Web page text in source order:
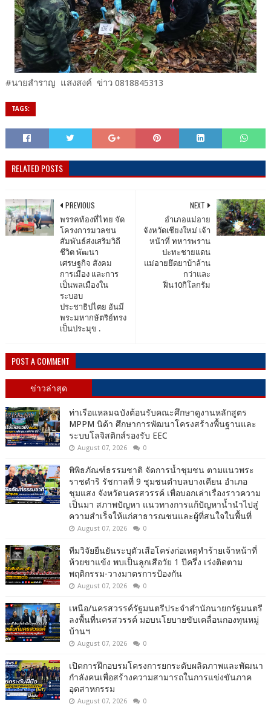
#นายสำราญ แสงสงค์ ข่าว 0818845313
TAGS:
RELATED POSTS
NEXT
อำเภอแม่อาย
จังหวัดเชียงใหม่ เจ้า
หน้าที่ ทหารพราน
ปะทะชายแดน
แม่อายยึดยาบ้าล้าน
กว่าและ
ฝิ่น10กิโลกรัม
PREVIOUS
พรรคท้องที่ไทย จัด
โครงการมวลชน
สัมพันธ์ส่งเสริมวิถี
ชีวิต พัฒนา
เศรษฐกิจ สังคม
การเมือง และการ
เป็นพลเมืองใน
ระบอบ
ประชาธิปไตย อันมี
พระมหากษัตริย์ทรง
เป็นประมุข .
POST A COMMENT
ข่าวล่าสุด
ท่าเรือแหลมฉบังต้อนรับคณะศึกษาดูงานหลักสูตร
MPPM นิด้า ศึกษาการพัฒนาโครงสร้างพื้นฐานและ
ระบบโลจิสติกส์รองรับ EEC
August 07, 2026 0
พิพิธภัณฑ์ธรรมชาติ จัดการน้ำชุมชน ตามแนวพระ
ราชดำริ รัชกาลที่ 9 ชุมชนตำบลบางเคียน อำเภอ
ชุมแสง จังหวัดนครสวรรค์ เพื่อบอกเล่าเรื่องราวความ
เป็นมา สภาพปัญหา แนวทางการแก้ปัญหาน้ำนำไปสู่
ความสำเร็จให้แก่สาธารณชนและผู้ที่สนใจในพื้นที่
August 07, 2026 0
ทีมวิจัยยืนยันระบุตัวเสือโคร่งก่อเหตุทำร้ายเจ้าหน้าที่
ห้วยขาแข้ง พบเป็นลูกเสือวัย 1 ปีครึ่ง เร่งติดตาม
พฤติกรรม-วางมาตรการป้องกัน
August 07, 2026 0
เหนือ/นครสวรรค์รัฐมนตรีประจำสำนักนายกรัฐมนตรี
ลงพื้นที่นครสวรรค์ มอบนโยบายขับเคลื่อนกองทุนหมู่
บ้านฯ
August 07, 2026 0
เปิดการฝึกอบรมโครงการยกระดับผลิตภาพและพัฒนา
กำลังคนเพื่อสร้างความสามารถในการแข่งขันภาค
อุตสาหกรรม
August 07, 2026 0